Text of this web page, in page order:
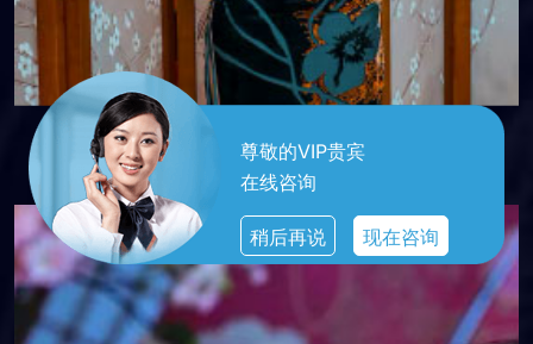
尊敬的VIP贵宾
在线咨询
稍后再说 现在咨询
港式按摩